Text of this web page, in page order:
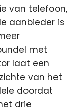
van telefoon,
aanbieder is
met
laat een
van het
doordat
drie